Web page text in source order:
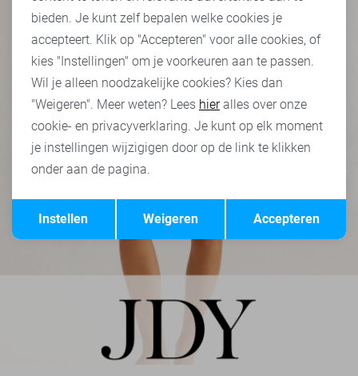
Terug Opslaan
bieden. Je kunt zelf bepalen welke cookies je
accepteert. Klik op "Accepteren" voor alle cookies, of
kies "Instellingen" om je voorkeuren aan te passen.
Wil je alleen noodzakelijke cookies? Kies dan
"Weigeren". Meer weten? Lees hieralles over onze
cookie- en privacyverklaring. Je kunt op elk moment
je instellingen wijzigigen door op de link te klikken
onder aan de pagina.
Accepteren
Weigeren
Instellen